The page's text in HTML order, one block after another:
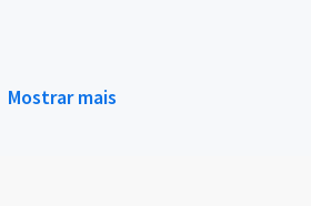
Mostrar mais